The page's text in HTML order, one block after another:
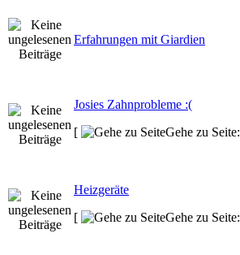
Erfahrungen mit Giardien
Josies Zahnprobleme :(
[
Gehe zu Seite:
Heizgeräte
[
Gehe zu Seite: